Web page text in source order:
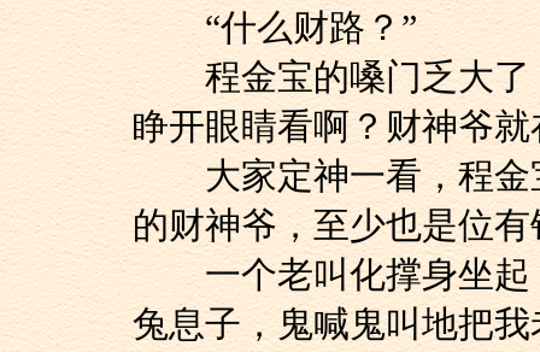
“什么财路？”
程金宝的嗓门乏大了
睁开眼睛看啊？财神爷就
大家定神一看，程金
的财神爷，至少也是位
一个老叫化撑身坐起
兔息子，鬼喊鬼叫地把